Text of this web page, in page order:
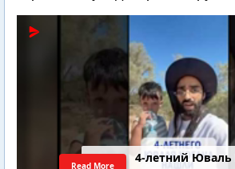
4-летний Юваль
Read More